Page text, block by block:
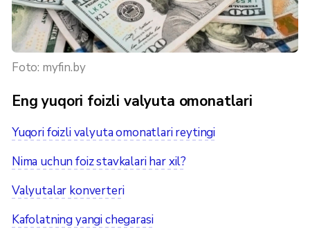
Foto: myfin.by
Eng yuqori foizli valyuta omonatlari
Yuqori foizli valyuta omonatlari reytingi
Nima uchun foiz stavkalari har xil?
Valyutalar konverteri
Kafolatning yangi chegarasi